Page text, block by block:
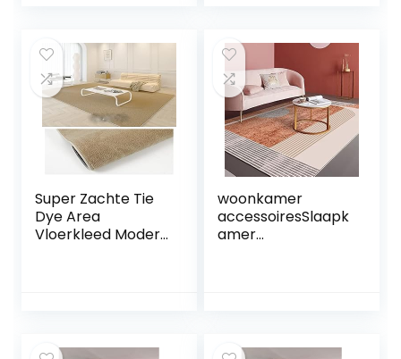
wasbare tapijten
kinderen tapijten
kinderkamer
accessoires
180X280CM
Tapijt 140 x 200 cm
Super Zachte Tie
Dye Area
Vloerkleed Modern
woonkamer
accessoiresSlaapk
amer